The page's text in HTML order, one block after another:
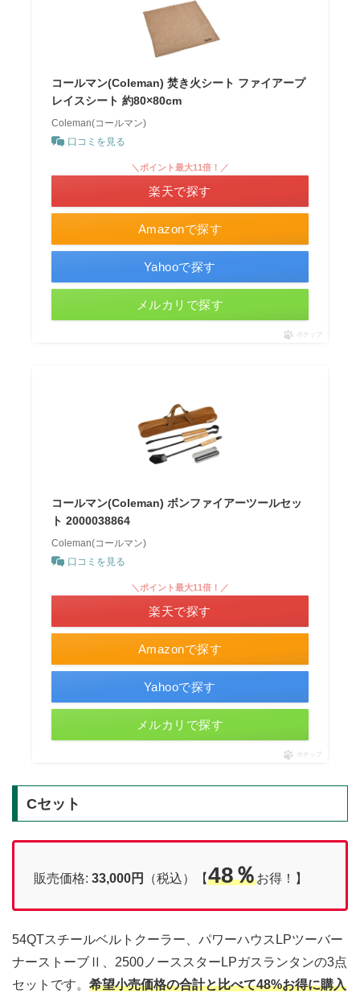
コールマン(Coleman) 焚き火シート ファイアープ
レイスシート 約80×80cm
Coleman(コールマン)
口コミを見る
Amazonで探す
＼ポイント最大11倍！／
楽天で探す
Yahooで探す
メルカリで探す
ポチップ
コールマン(Coleman) ボンファイアーツールセッ
ト 2000038864
Coleman(コールマン)
口コミを見る
Amazonで探す
＼ポイント最大11倍！／
楽天で探す
Yahooで探す
メルカリで探す
ポチップ
Cセット
販売価格: 33,000円 （税込）【48％お得！】
54QTスチールベルトクーラー、パワーハウスLPツーバー
ナーストーブⅡ、2500ノーススターLPガスランタンの3点
セットです。 希望小売価格の合計と比べて48%お得に購入